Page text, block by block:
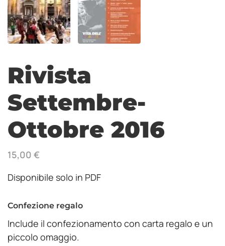
Rivista
Settembre-
Ottobre 2016
15,00 €
Disponibile solo in PDF
Confezione regalo
Include il confezionamento con carta regalo e un
piccolo omaggio.